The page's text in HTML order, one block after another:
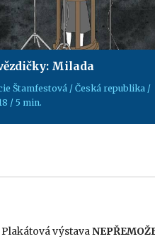
Milada
Štamfestová / Česká republika /
/ 5 min.
Plakátová výstava